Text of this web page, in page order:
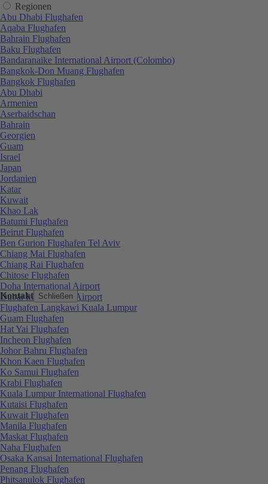
Kontakt Schließen
Regionen
Abu Dhabi Flughafen
Aqaba Flughafen
Bahrain Flughafen
Baku Flughafen
Bandaranaike International Airport (Colombo)
Bangkok-Don Muang Flughafen
Bangkok Flughafen
Abu Dhabi
Armenien
Aserbaidschan
Bahrain
Georgien
Guam
Israel
Japan
Jordanien
Katar
Kuwait
Khao Lak
Batumi Flughafen
Beirut Flughafen
Ben Gurion Flughafen Tel Aviv
Chiang Mai Flughafen
Chiang Rai Flughafen
Chitose Flughafen
Doha International Airport
Dubai International Airport
Flughafen Langkawi Kuala Lumpur
Guam Flughafen
Hat Yai Flughafen
Incheon Flughafen
Johor Bahru Flughafen
Khon Kaen Flughafen
Ko Samui Flughafen
Krabi Flughafen
Kuala Lumpur International Flughafen
Kutaisi Flughafen
Kuwait Flughafen
Manila Flughafen
Maskat Flughafen
Naha Flughafen
Osaka Kansai International Flughafen
Penang Flughafen
Phitsanulok Flughafen